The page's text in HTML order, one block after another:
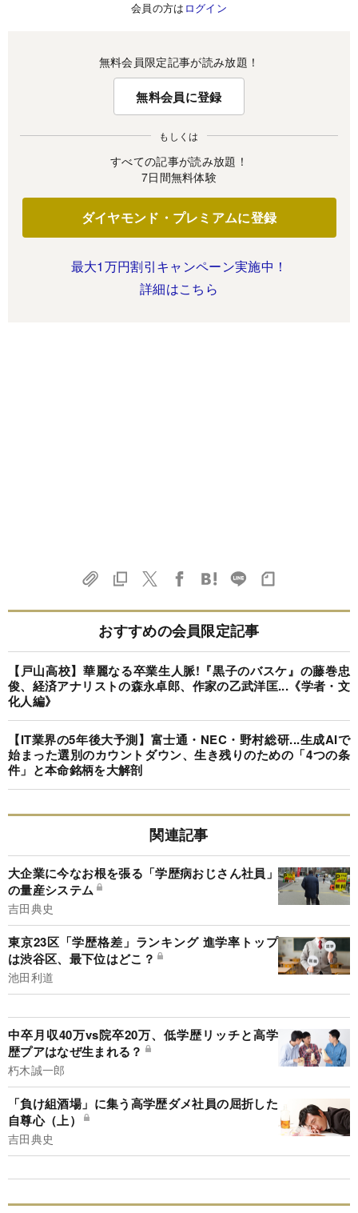
会員の方は ログイン
無料会員限定記事が読み放題！
無料会員に登録
もしくは
すべての記事が読み放題！
7日間無料体験
ダイヤモンド・プレミアムに登録
最大1万円割引キャンペーン実施中！
詳細はこちら
おすすめの会員限定記事
【戸山高校】華麗なる卒業生人脈!『黒子のバスケ』の藤巻忠
俊、経済アナリストの森永卓郎、作家の乙武洋匡...《学者・文
化人編》
【IT業界の5年後大予測】富士通・NEC・野村総研...生成AIで
始まった選別のカウントダウン、生き残りのための「4つの条
件」と本命銘柄を大解剖
関連記事
大企業に今なお根を張る「学歴病おじさん社員」
の量産システム
吉田典史
東京23区「学歴格差」ランキング 進学率トップ
は渋谷区、最下位はどこ？
池田利道
中卒月収40万vs院卒20万、低学歴リッチと高学
歴プアはなぜ生まれる？
朽木誠一郎
「負け組酒場」に集う高学歴ダメ社員の屈折した
自尊心（上）
吉田典史